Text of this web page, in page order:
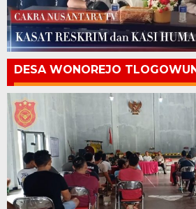
DESA WONOREJO